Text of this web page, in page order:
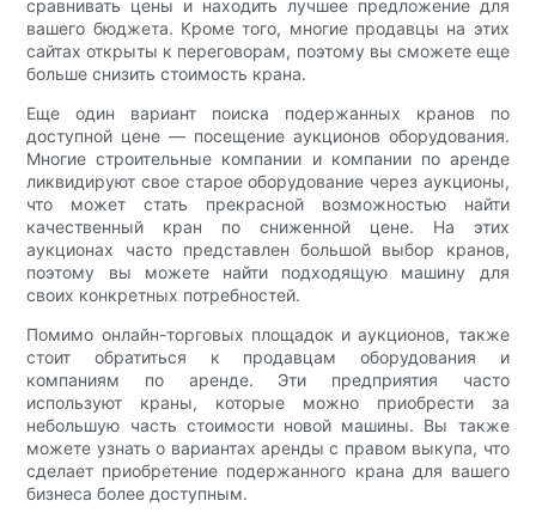
сравнивать цены и находить лучшее предложение для
вашего бюджета. Кроме того, многие продавцы на этих
сайтах открыты к переговорам, поэтому вы сможете еще
больше снизить стоимость крана.
Еще один вариант поиска подержанных кранов по
доступной цене — посещение аукционов оборудования.
Многие строительные компании и компании по аренде
ликвидируют свое старое оборудование через аукционы,
что может стать прекрасной возможностью найти
качественный кран по сниженной цене. На этих
аукционах часто представлен большой выбор кранов,
поэтому вы можете найти подходящую машину для
своих конкретных потребностей.
Помимо онлайн-торговых площадок и аукционов, также
стоит обратиться к продавцам оборудования и
компаниям по аренде. Эти предприятия часто
используют краны, которые можно приобрести за
небольшую часть стоимости новой машины. Вы также
можете узнать о вариантах аренды с правом выкупа, что
сделает приобретение подержанного крана для вашего
бизнеса более доступным.